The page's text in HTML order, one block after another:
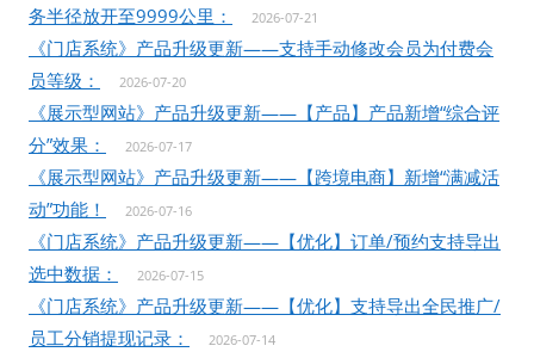
务半径放开至9999公里：
2026-07-21
《门店系统》产品升级更新——支持手动修改会员为付费会
员等级：
2026-07-20
《展示型网站》产品升级更新——【产品】产品新增“综合评
分”效果：
2026-07-17
《展示型网站》产品升级更新——【跨境电商】新增“满减活
动”功能！
2026-07-16
《门店系统》产品升级更新——【优化】订单/预约支持导出
选中数据：
2026-07-15
《门店系统》产品升级更新——【优化】支持导出全民推广/
员工分销提现记录：
2026-07-14